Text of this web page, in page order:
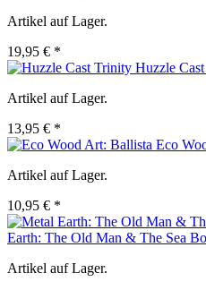
Artikel auf Lager.
19,95 € *
Huzzle
Artikel auf Lager.
13,95 € *
Eco
Artikel auf Lager.
10,95 € *
Earth: The Old Man & The Sea
Artikel auf Lager.